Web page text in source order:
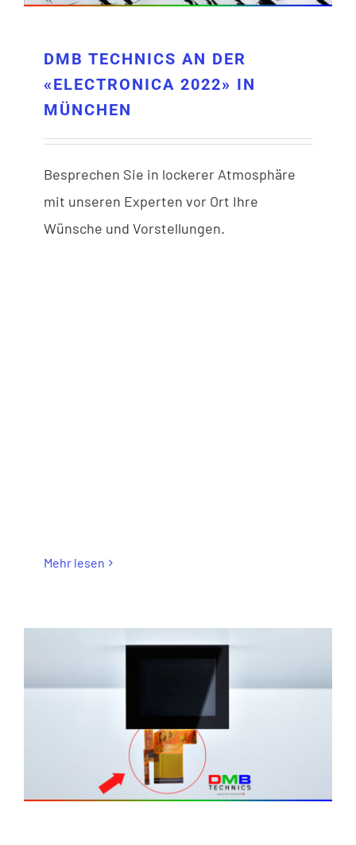
DMB TECHNICS AN DER
«ELECTRONICA 2022» IN
MÜNCHEN
Besprechen Sie in lockerer Atmosphäre
mit unseren Experten vor Ort Ihre
Wünsche und Vorstellungen.
Mehr lesen
DER FPC DIENT ALS VERBINDUNG ZUR
PLATINE.